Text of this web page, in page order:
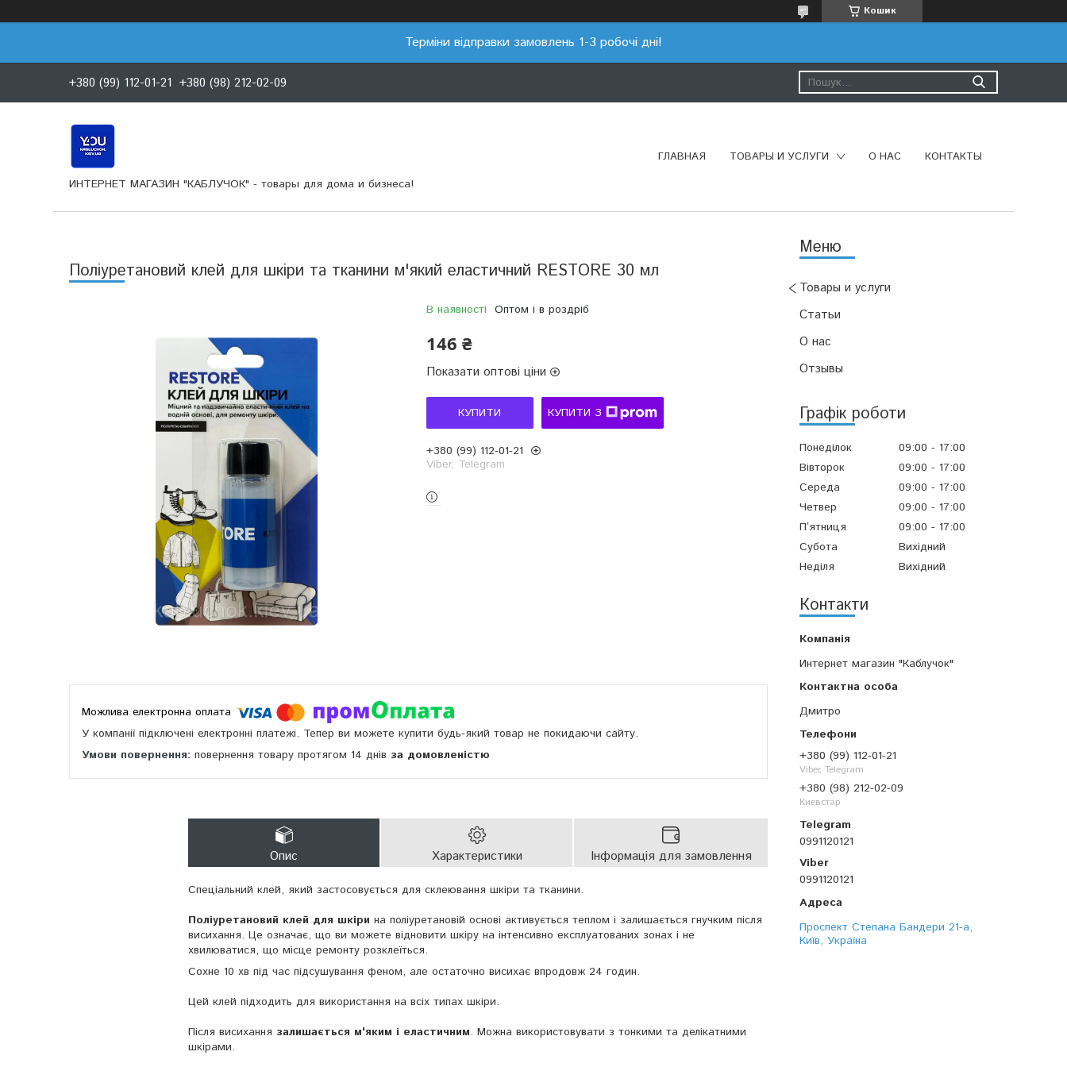
Кошик
Терміни відправки замовлень 1-3 робочі дні!
+380 (99) 112-01-21 +380 (98) 212-02-09
ИНТЕРНЕТ МАГАЗИН "КАБЛУЧОК" - товары для дома и бизнеса!
ГЛАВНАЯ ТОВАРЫ И УСЛУГИ О НАС КОНТАКТЫ
Товары и услуги
Статьи
О нас
Отзывы
Графік роботи
Понеділок 09:00
17:00
Вівторок
09:00
17:00
Середа
09:00
17:00
Четвер
09:00
17:00
Пʼятниця
09:00
17:00
Субота
Вихідний
Неділя
Вихідний
Контакти
Интернет магазин "Каблучок"
Дмитро
+380 (99) 112-01-21
Viber, Telegram
+380 (98) 212-02-09
Киевстар
0991120121
0991120121
Проспект Степана Бандери 21-а,
Київ, Україна
Поліуретановий клей для шкіри та тканини м'який еластичний RESTORE 30 мл
В наявності Оптом і в роздріб
146 ₴
Показати оптові ціни
КУПИТИ КУПИТИ З
+380 (99) 112-01-21
Viber, Telegram
У компанії підключені електронні платежі. Тепер ви можете купити будь-який товар не покидаючи сайту.
повернення товару протягом 14 днів за домовленістю
Опис Характеристики Інформація для замовлення
Спеціальний клей, який застосовується для склеювання шкіри та тканини.
Поліуретановий клей для шкіри на поліуретановій основі активується теплом і залишається гнучким після
висихання. Це означає, що ви можете відновити шкіру на інтенсивно експлуатованих зонах і не
хвилюватися, що місце ремонту розклеїться.
Сохне 10 хв під час підсушування феном, але остаточно висихає впродовж 24 годин.
Цей клей підходить для використання на всіх типах шкіри.
Після висихання залишається м'яким і еластичним. Можна використовувати з тонкими та делікатними
шкірами.